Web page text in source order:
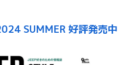
SUMMER 好評発売中